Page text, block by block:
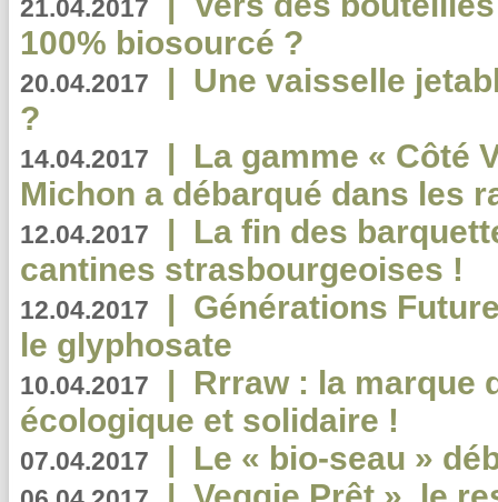
21.04.2017
100% biosourcé ?
20.04.2017 | Une vaisselle
?
14.04.2017 | La gamme « Côté
Michon a débarqué dans les
12.04.2017 | La fin des
cantines strasbourgeoises !
12.04.2017 | Générations
le glyphosate
10.04.2017 | Rrraw : la marque
écologique et solidaire !
07.04.2017 | Le « bio-seau »